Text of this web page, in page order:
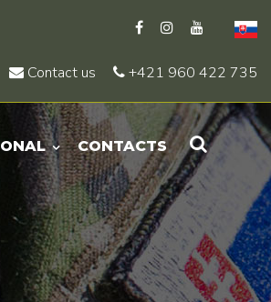
Contact us +421 960 422 735
CONTACTS